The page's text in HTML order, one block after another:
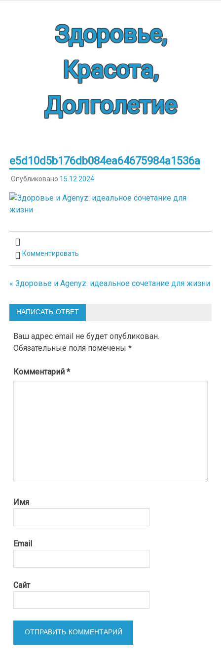
Здоровье,
Красота,
Долголетие
e5d10d5b176db084ea64675984a1536a
Опубликовано 15.12.2024
Комментировать
Навигация
по
записям
« Здоровье и Agenyz: идеальное сочетание для жизни
НАПИСАТЬ ОТВЕТ
Ваш адрес email не будет опубликован.
Обязательные поля помечены*
Комментарий*
Имя
Email
Сайт